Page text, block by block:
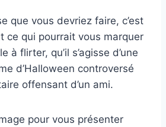
que vous devriez faire, c’est
ce qui pourrait vous marquer
à flirter, qu’il s’agisse d’une
d’Halloween controversé
offensant d’un ami.
pour vous présenter